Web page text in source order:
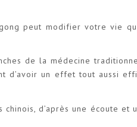
peut modifier votre vie
de la médecine
un effet tout aussi
d’après une écoute